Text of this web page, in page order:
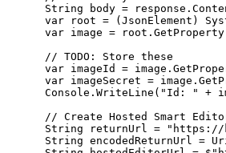
String body =
var root = (JsonElement)
var image =
      // TODO: Store these
var imageId =
var imageSecret =
Console.WriteLine("Id: " +
// Create Hosted Smart
String returnUrl =
String encodedReturnUrl =